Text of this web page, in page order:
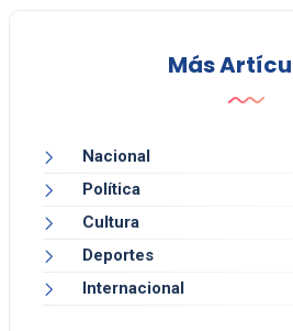
Más
Nacional
Política
Cultura
Deportes
Internacional